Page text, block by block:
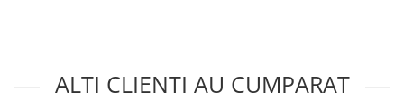
ALTI CLIENTI AU CUMPARAT